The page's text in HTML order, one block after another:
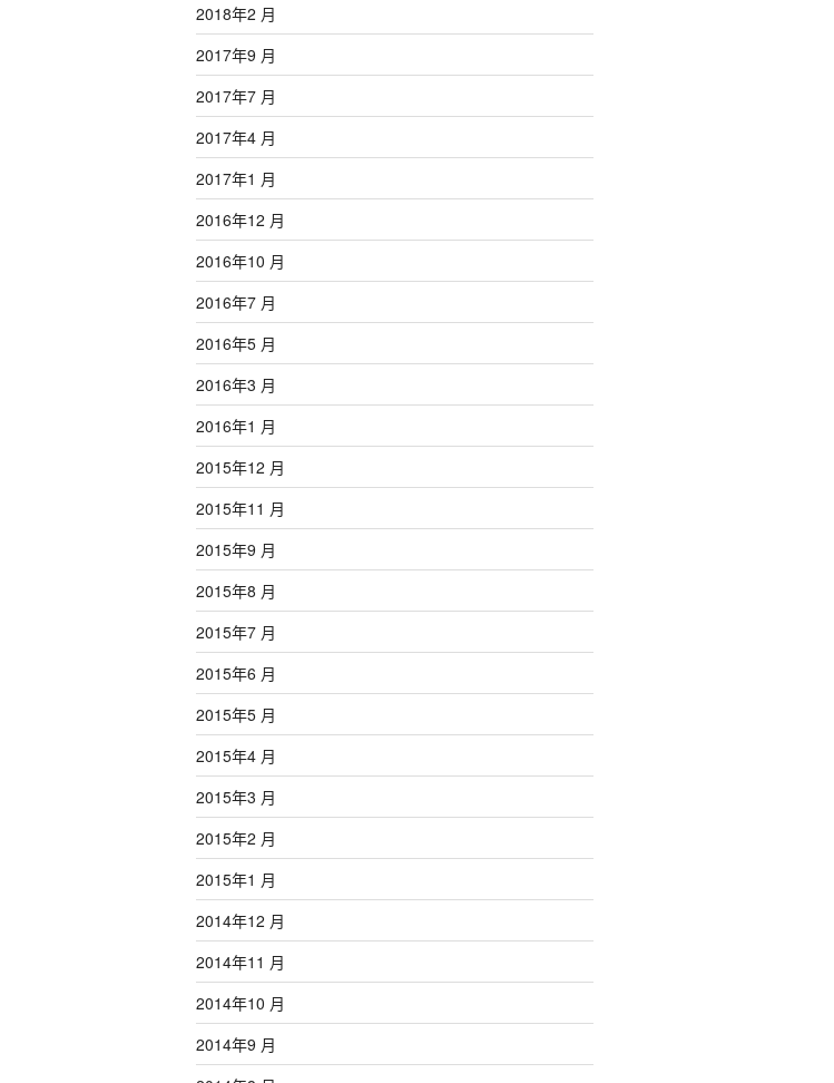
2018年2 月
2017年9 月
2017年7 月
2017年4 月
2017年1 月
2016年12 月
2016年10 月
2016年7 月
2016年5 月
2016年3 月
2016年1 月
2015年12 月
2015年11 月
2015年9 月
2015年8 月
2015年7 月
2015年6 月
2015年5 月
2015年4 月
2015年3 月
2015年2 月
2015年1 月
2014年12 月
2014年11 月
2014年10 月
2014年9 月